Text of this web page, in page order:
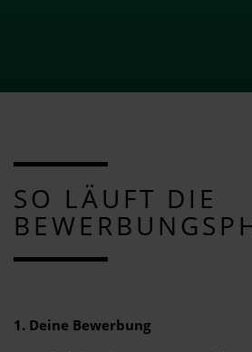
SO LÄUFT DIE
1. Deine Bewerbung